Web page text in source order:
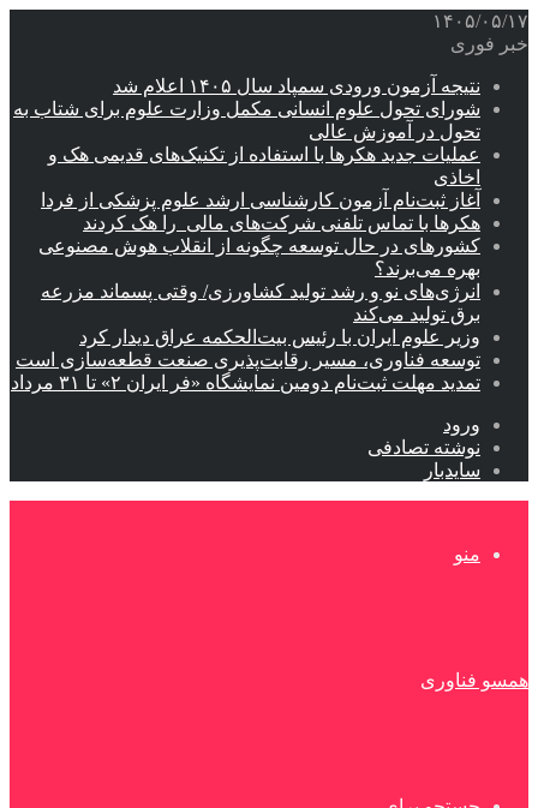
۱۴۰۵/۰۵/۱۷
خبر فوری
نتیجه آزمون ورودی سمپاد سال ۱۴۰۵ اعلام شد
شورای تحول علوم انسانی مکمل وزارت علوم برای شتاب به
تحول در آموزش عالی
عملیات جدید هکرها با استفاده از تکنیک‌های قدیمی هک و
اخاذی
آغاز ثبت‌نام‌ آزمون کارشناسی ارشد علوم پزشکی از فردا
هکرها با تماس تلفنی شرکت‌های مالی را هک کردند
کشورهای در حال توسعه چگونه از انقلاب هوش مصنوعی
بهره می‌برند؟
انرژی‌های نو و رشد تولید کشاورزی/ وقتی پسماند مزرعه‌
برق تولید می‌کند
وزیر علوم ایران با رئیس بیت‌الحکمه عراق دیدار کرد
توسعه فناوری، مسیر رقابت‌پذیری صنعت قطعه‌سازی است
تمدید مهلت ثبت‌نام دومین نمایشگاه «فر ایران ۲» تا ۳۱ مرداد
ورود
نوشته تصادفی
سایدبار
منو
همسو فناوری